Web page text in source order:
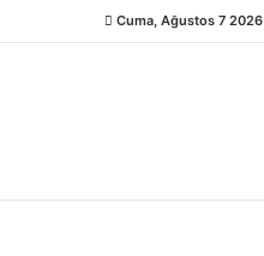
Cuma, Ağustos 7 2026